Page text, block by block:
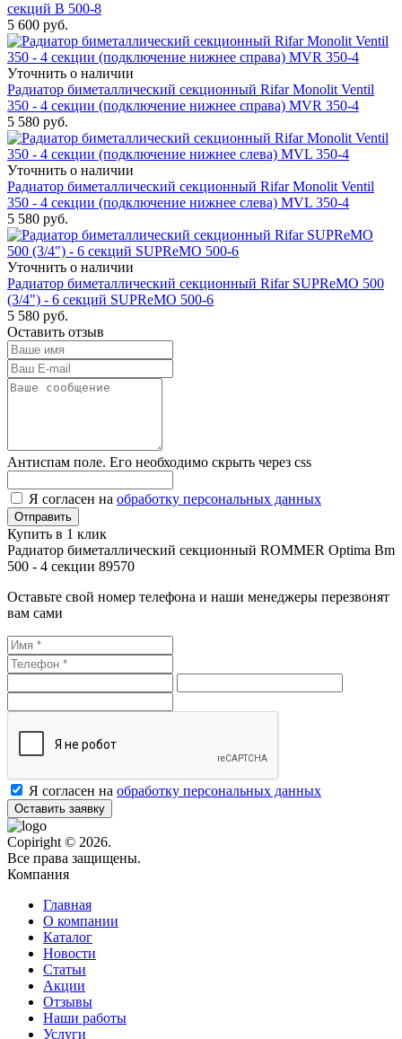
секций B 500-8
5 600 руб.
Уточнить о наличии
Радиатор биметаллический секционный Rifar Monolit Ventil
350 - 4 секции (подключение нижнее справа) MVR 350-4
5 580 руб.
Уточнить о наличии
Радиатор биметаллический секционный Rifar Monolit Ventil
350 - 4 секции (подключение нижнее слева) MVL 350-4
5 580 руб.
Уточнить о наличии
Радиатор биметаллический секционный Rifar SUPReMO 500
(3/4") - 6 секций SUPReMO 500-6
5 580 руб.
Оставить отзыв
Антиспам поле. Его необходимо скрыть через css
Я согласен на обработку персональных данных
Купить в 1 клик
Радиатор биметаллический секционный ROMMER Optima Bm
500 - 4 секции 89570
Оставьте свой номер телефона и наши менеджеры перезвонят
вам сами
Я согласен на обработку персональных данных
Оставить заявку
Copiright © 2026.
Все права защищены.
Компания
Главная
О компании
Каталог
Новости
Статьи
Акции
Отзывы
Наши работы
Услуги